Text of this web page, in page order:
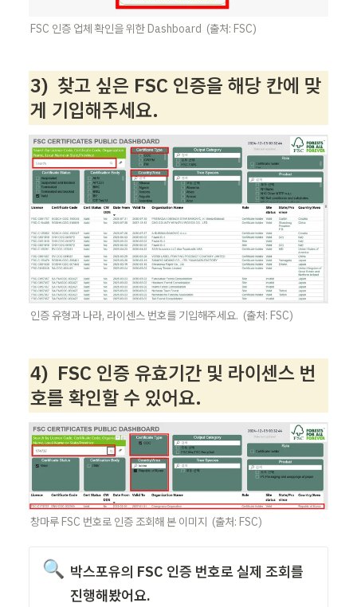
FSC 인증 업체 확인을 위한 Dashboard  (출처: FSC)
3)  찾고 싶은 FSC 인증을 해당 칸에 맞
게 기입해주세요.
인증 유형과 나라, 라이센스 번호를 기입해주세요.  (출처: FSC)
4)  FSC 인증 유효기간 및 라이센스 번
호를 확인할 수 있어요.
창마루 FSC 번호로 인증 조회해 본 이미지  (출처: FSC)
🔍 박스포유의 FSC 인증 번호로 실제 조회를
진행해봤어요.